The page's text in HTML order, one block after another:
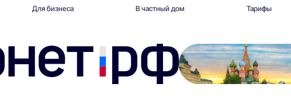
Для бизнеса В частный дом Тарифы